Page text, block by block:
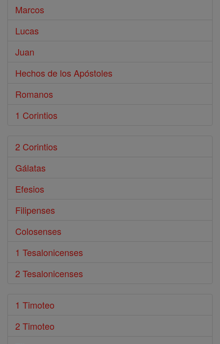
Marcos
Lucas
Juan
Hechos de los Apóstoles
Romanos
1 Corintios
2 Corintios
Gálatas
Efesios
Filipenses
Colosenses
1 Tesalonicenses
2 Tesalonicenses
1 Timoteo
2 Timoteo